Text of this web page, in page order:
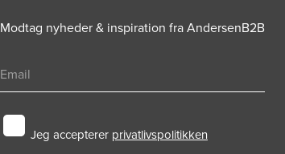
Modtag nyheder & inspiration fra AndersenB2B
Jeg accepterer privatlivspolitikken